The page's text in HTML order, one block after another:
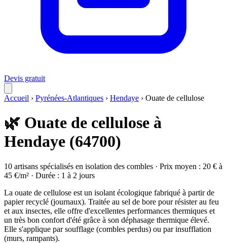
Devis gratuit
Accueil › Pyrénées-Atlantiques › Hendaye › Ouate de cellulose
🌿 Ouate de cellulose à
Hendaye (64700)
10 artisans spécialisés en isolation des combles · Prix moyen : 20 € à
45 €/m² · Durée : 1 à 2 jours
La ouate de cellulose est un isolant écologique fabriqué à partir de
papier recyclé (journaux). Traitée au sel de bore pour résister au feu
et aux insectes, elle offre d'excellentes performances thermiques et
un très bon confort d'été grâce à son déphasage thermique élevé.
Elle s'applique par soufflage (combles perdus) ou par insufflation
(murs, rampants).